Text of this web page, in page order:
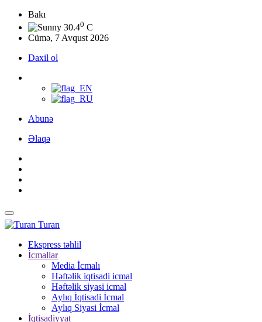
Bakı
30.40 C
Cümə, 7 Avqust 2026
Daxil ol
Abunə
Əlaqə
Turan
Ekspress təhlil
İcmallar
Media İcmalı
Həftəlik iqtisadi icmal
Həftəlik siyasi icmal
Aylıq İqtisadi İcmal
Aylıq Siyasi İcmal
İqtisadiyyat